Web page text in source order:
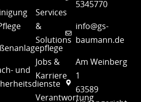
und
Services
&
Solutions
Jobs &
Karriere
Verantwortung
5345770
info@gs-
baumann.de
Am Weinberg
1
63589